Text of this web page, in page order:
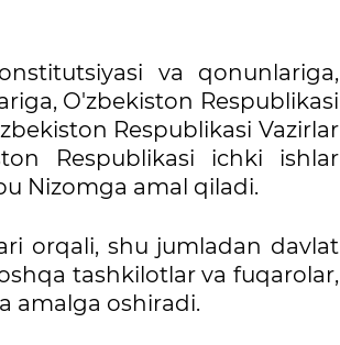
va qonunlariga,
O'zbekiston Respublikasi
Respublikasi Vazirlar
Respublikasi ichki ishlar
Nizomga amal qiladi.
orqali, shu jumladan davlat
tashkilotlar va fuqarolar,
amalga oshiradi.